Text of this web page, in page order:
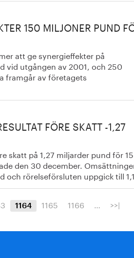
150 MILJONER PUND
att ge synergieffekter på
vid utgången av 2001, och 250
framgår av företagets
FÖRE SKATT -1,27
skatt på 1,27 miljarder pund för
den 30 december.
och rörelseförsluten uppgick till
1164 1165 1166 >>|